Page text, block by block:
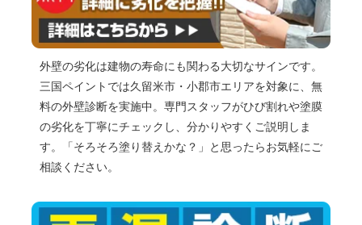
外壁の劣化は建物の寿命にも関わる大切なサインです。
三国ペイントでは久留米市・小郡市エリアを対象に、無
料の外壁診断を実施中。専門スタッフがひび割れや塗膜
す。「そろそろ塗り替えかな？」と思ったらお気軽にご